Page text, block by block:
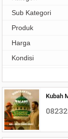
Sub Kategori
Produk
Harga
Kondisi
Kubah